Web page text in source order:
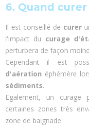
6. Quand
Il est conseillé de curer
l'impact du curage
perturbera de façon
Cependant il est
d'aération éphémère
sédiments.
Egalement, un
certaines zones très
zone de baignade.